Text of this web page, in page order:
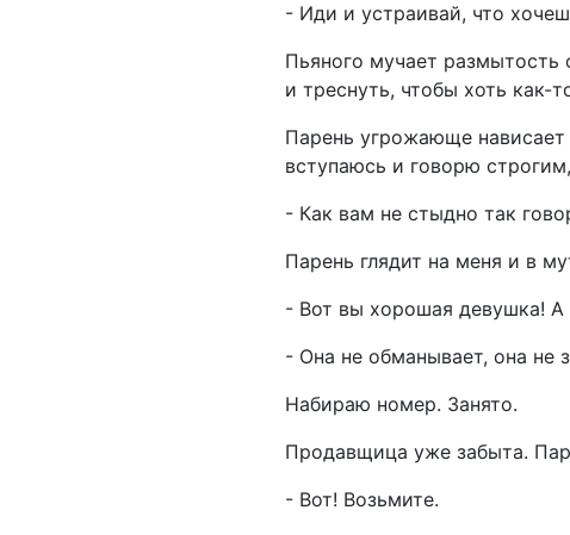
- Иди и устраивай, что
Пьяного мучает
и треснуть, чтобы хоть как-
Парень угрожающе
вступаюсь и говорю
- Как вам не стыдно так
Парень глядит на меня и в
- Вот вы хорошая девушка! А
- Она не обманывает, она не
Набираю номер. Занято.
Продавщица уже забыта.
- Вот! Возьмите.